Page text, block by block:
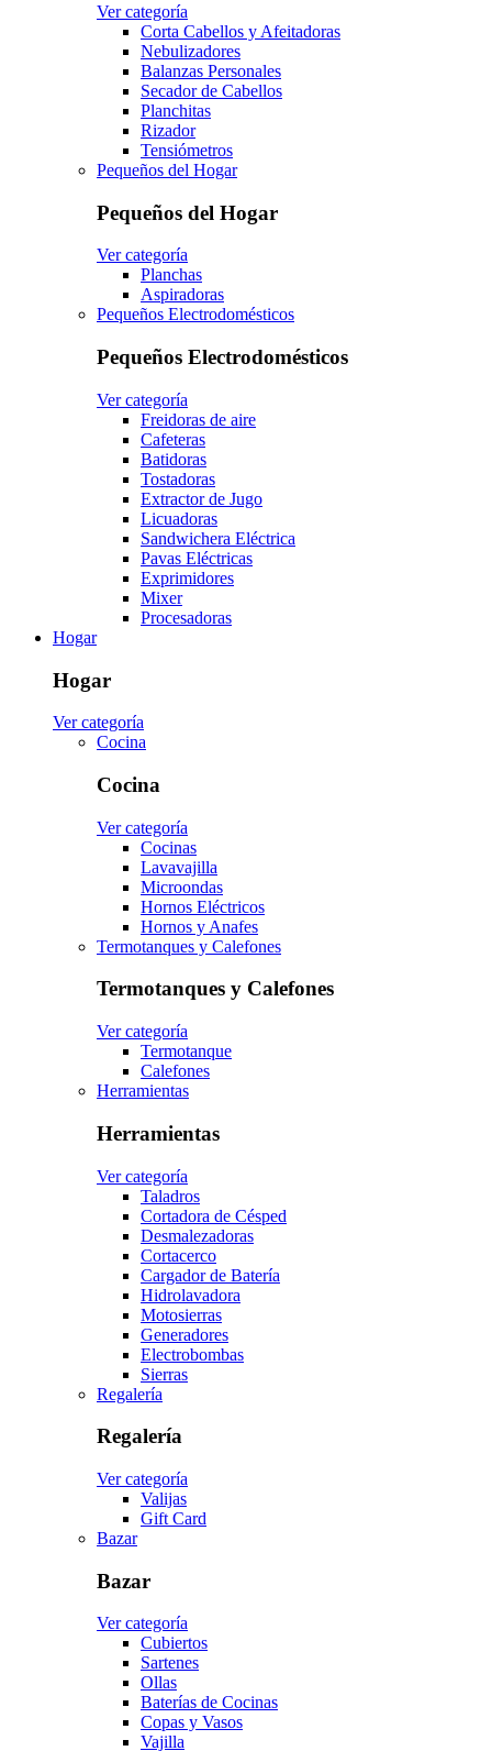
Ver categoría
Corta Cabellos y Afeitadoras
Nebulizadores
Balanzas Personales
Secador de Cabellos
Planchitas
Rizador
Tensiómetros
Pequeños del Hogar
Pequeños del Hogar
Ver categoría
Planchas
Aspiradoras
Pequeños Electrodomésticos
Pequeños Electrodomésticos
Ver categoría
Freidoras de aire
Cafeteras
Batidoras
Tostadoras
Extractor de Jugo
Licuadoras
Sandwichera Eléctrica
Pavas Eléctricas
Exprimidores
Mixer
Procesadoras
Hogar
Hogar
Ver categoría
Cocina
Cocina
Ver categoría
Cocinas
Lavavajilla
Microondas
Hornos Eléctricos
Hornos y Anafes
Termotanques y Calefones
Termotanques y Calefones
Ver categoría
Termotanque
Calefones
Herramientas
Herramientas
Ver categoría
Taladros
Cortadora de Césped
Desmalezadoras
Cortacerco
Cargador de Batería
Hidrolavadora
Motosierras
Generadores
Electrobombas
Sierras
Regalería
Regalería
Ver categoría
Valijas
Gift Card
Bazar
Bazar
Ver categoría
Cubiertos
Sartenes
Ollas
Baterías de Cocinas
Copas y Vasos
Vajilla